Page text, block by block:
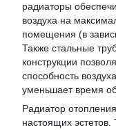
радиаторы
воздуха на
помещения (в
Также стальные
конструкции
способность
уменьшает время
Радиатор
настоящих